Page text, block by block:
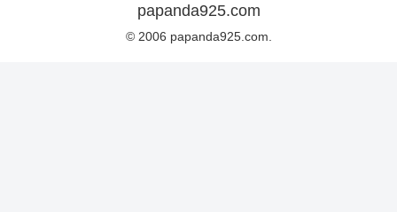
papanda925.com
© 2006 papanda925.com.